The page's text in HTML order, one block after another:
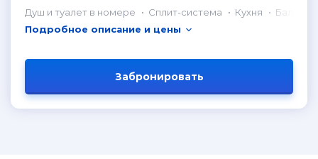
Душ и туалет в номере Сплит-система Кухня
Балкон
Подробное описание и цены
Забронировать